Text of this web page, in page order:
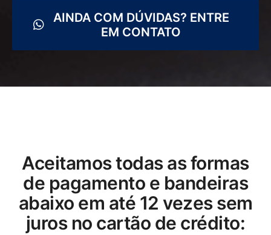
AINDA COM DÚVIDAS? ENTRE
EM CONTATO
Aceitamos todas as formas
de pagamento e bandeiras
abaixo em até 12 vezes sem
juros no cartão de crédito: